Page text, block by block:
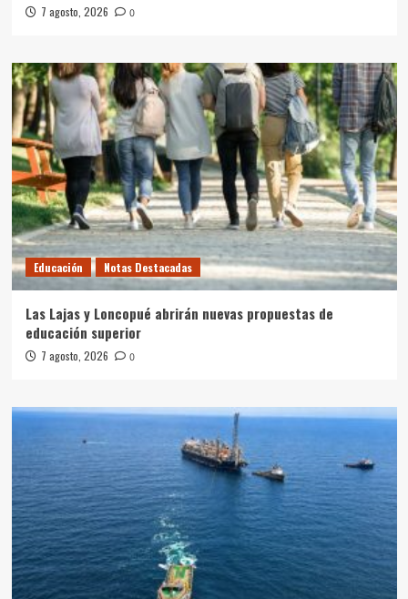
7 agosto, 2026 0
Educación Notas Destacadas
Las Lajas y Loncopué abrirán nuevas propuestas de
educación superior
7 agosto, 2026 0